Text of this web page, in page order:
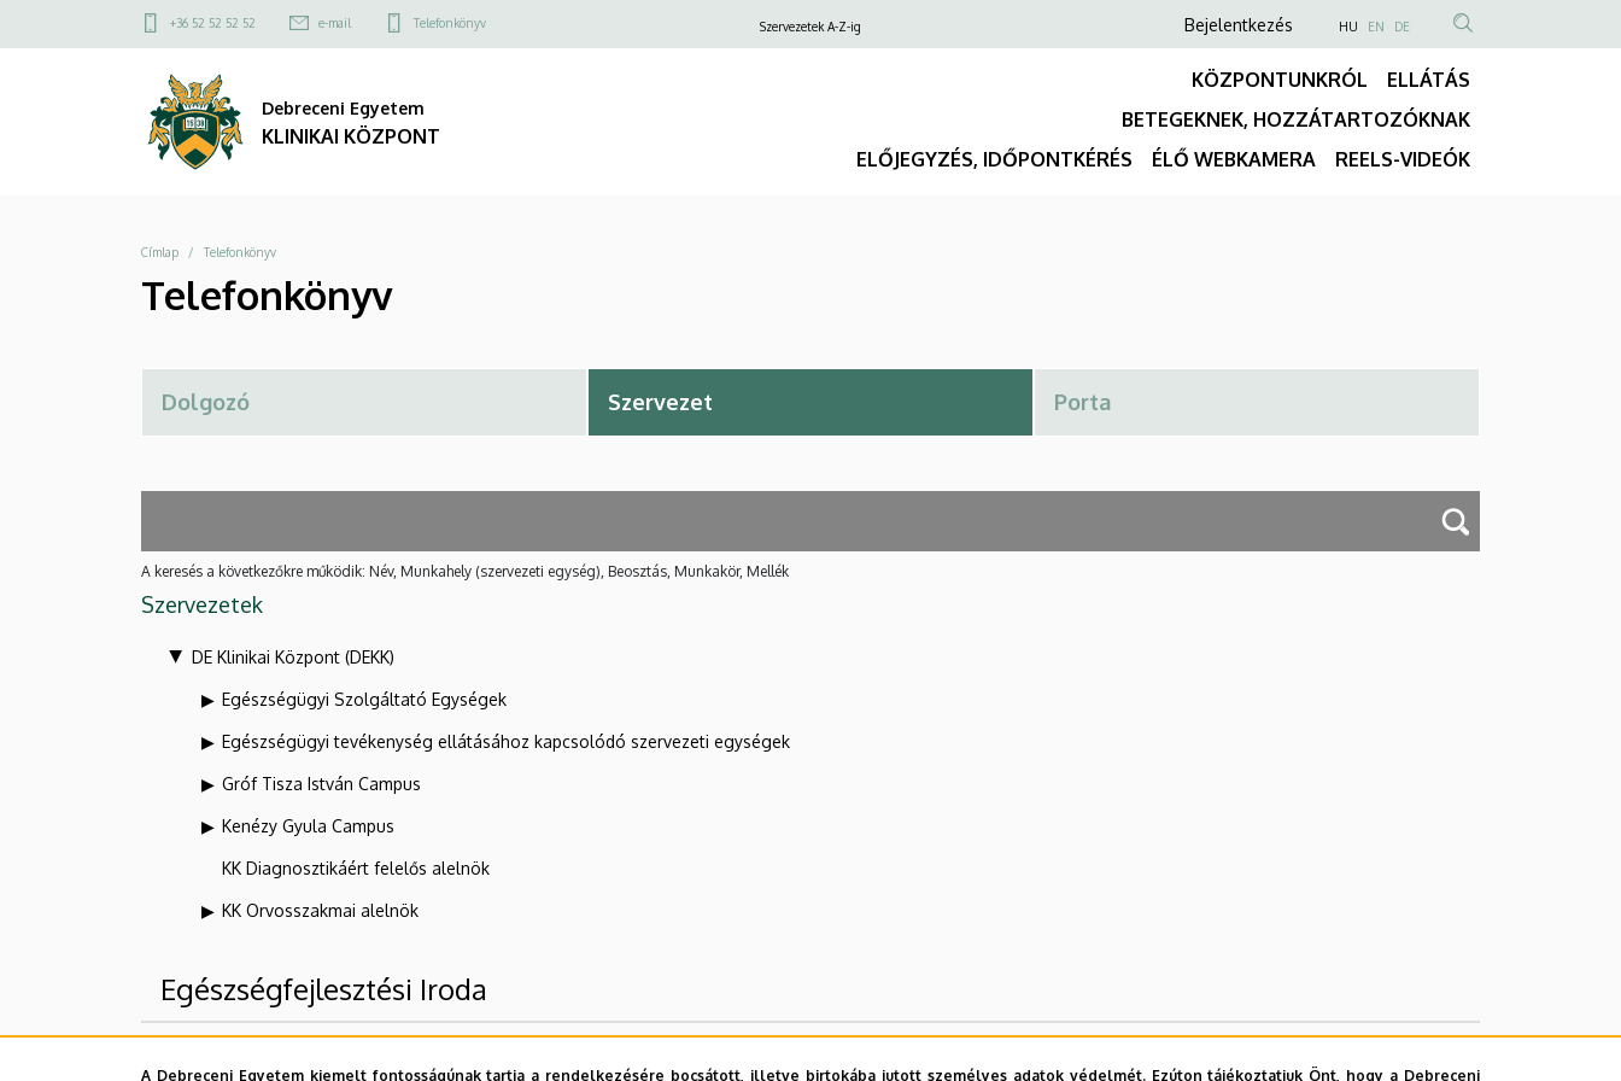
A Debreceni Egyetem kiemelt fontosságúnak tartja a rendelkezésére bocsátott, illetve birtokába jutott személyes adatok védelmét. Ezúton tájékoztatjuk Önt, hogy a Debreceni
Telefonkönyv
KLINIKAI
KÖZPONT
a
Felső
menü
+36 52 52 52 52 e-mail Telefonkönyv Szervezetek A-Z-ig
Anonim
fiók
menüje
Bejelentkezés NYELVVÁLASZTÓ
HU EN DE
TARTALOM
KERESÉSE
Debreceni Egyetem
KLINIKAI KÖZPONT
KÖZPONTUNKRÓL
ELLÁTÁS
BETEGEKNEK, HOZZÁTARTOZÓKNAK
ELŐJEGYZÉS, IDŐPONTKÉRÉS
ÉLŐ WEBKAMERA REELS-VIDEÓK
Morzsa
Címlap Telefonkönyv
Telefonkönyv
A keresés a következőkre működik: Név, Munkahely (szervezeti egység), Beosztás, Munkakör, Mellék
Szervezetek
DE Klinikai Központ (DEKK)
Egészségügyi Szolgáltató Egységek
Egészségügyi tevékenység ellátásához kapcsolódó szervezeti egységek
Gróf Tisza István Campus
Kenézy Gyula Campus
KK Diagnosztikáért felelős alelnök
KK Orvosszakmai alelnök
Egészségfejlesztési Iroda
Felettes szervezeti egységek